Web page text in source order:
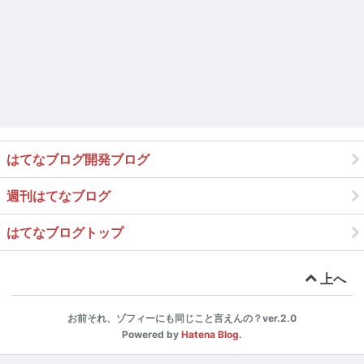
はてなブログ開発ブログ
週刊はてなブログ
はてなブログトップ
上へ
お前それ、ゾフィーにも同じこと言えんの？ver.2.0
Powered by Hatena Blog.